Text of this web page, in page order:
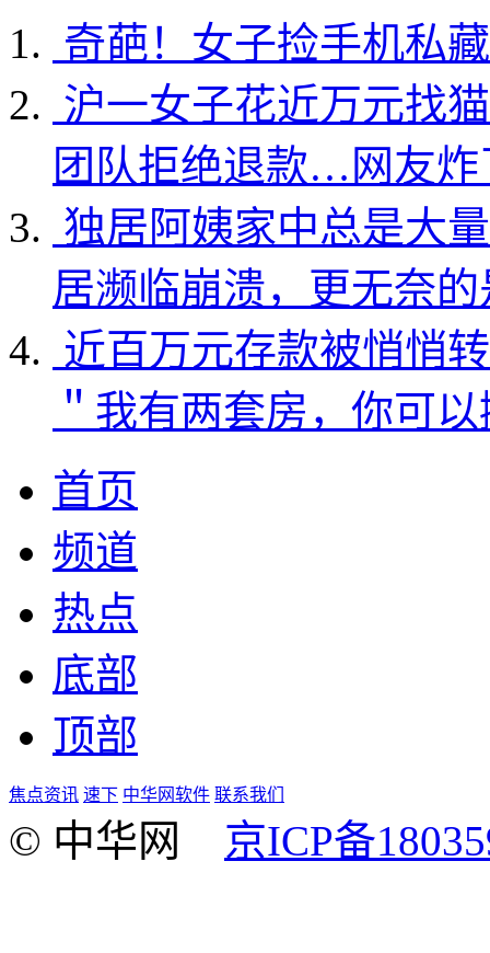
奇葩！女子捡手机私
沪一女子花近万元找
团队拒绝退款…网友炸
独居阿姨家中总是大
居濒临崩溃，更无奈
近百万元存款被悄悄
＂我有两套房，你可
首页
频道
热点
底部
顶部
焦点资讯 速下 中华网软件 联系我们
© 中华网 京ICP备